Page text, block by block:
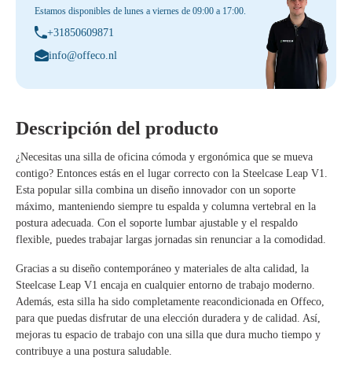
Estamos disponibles de lunes a viernes de 09:00 a 17:00.
+31850609871
info@offeco.nl
Descripción del producto
¿Necesitas una silla de oficina cómoda y ergonómica que se mueva
contigo? Entonces estás en el lugar correcto con la Steelcase Leap V1.
Esta popular silla combina un diseño innovador con un soporte
máximo, manteniendo siempre tu espalda y columna vertebral en la
postura adecuada. Con el soporte lumbar ajustable y el respaldo
flexible, puedes trabajar largas jornadas sin renunciar a la comodidad.
Gracias a su diseño contemporáneo y materiales de alta calidad, la
Steelcase Leap V1 encaja en cualquier entorno de trabajo moderno.
Además, esta silla ha sido completamente reacondicionada en Offeco,
para que puedas disfrutar de una elección duradera y de calidad. Así,
mejoras tu espacio de trabajo con una silla que dura mucho tiempo y
contribuye a una postura saludable.